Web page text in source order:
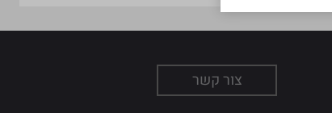
צור קשר